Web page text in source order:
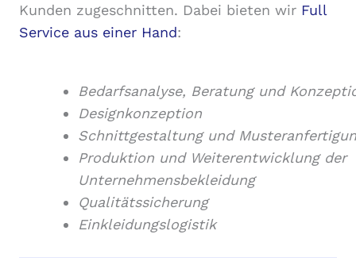
Kunden zugeschnitten. Dabei bieten wir Full
Service aus einer Hand:
Bedarfsanalyse, Beratung und
Designkonzeption
Schnittgestaltung und
Produktion und Weiterentwicklung der
Unternehmensbekleidung
Qualitätssicherung
Einkleidungslogistik